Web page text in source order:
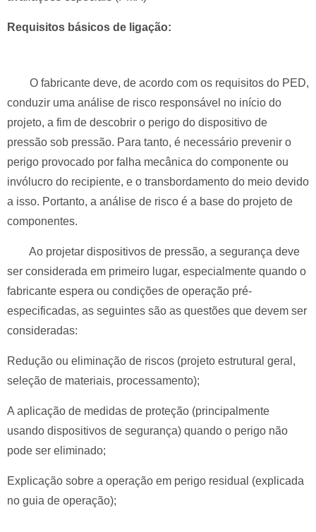
Requisitos básicos de ligação:
O fabricante deve, de acordo com os requisitos do PED,
conduzir uma análise de risco responsável no início do
projeto, a fim de descobrir o perigo do dispositivo de
pressão sob pressão. Para tanto, é necessário prevenir o
perigo provocado por falha mecânica do componente ou
invólucro do recipiente, e o transbordamento do meio devido
a isso. Portanto, a análise de risco é a base do projeto de
componentes.
Ao projetar dispositivos de pressão, a segurança deve
ser considerada em primeiro lugar, especialmente quando o
fabricante espera ou condições de operação pré-
especificadas, as seguintes são as questões que devem ser
consideradas:
Redução ou eliminação de riscos (projeto estrutural geral,
seleção de materiais, processamento);
A aplicação de medidas de proteção (principalmente
usando dispositivos de segurança) quando o perigo não
pode ser eliminado;
Explicação sobre a operação em perigo residual (explicada
no guia de operação);